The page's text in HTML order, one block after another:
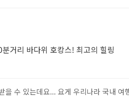
거리 바다위 호캉스! 최고의 힐링
수 있는데요... 요게 우리나라 국내 여